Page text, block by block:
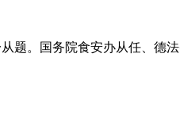
题。国务院食安办从任、德